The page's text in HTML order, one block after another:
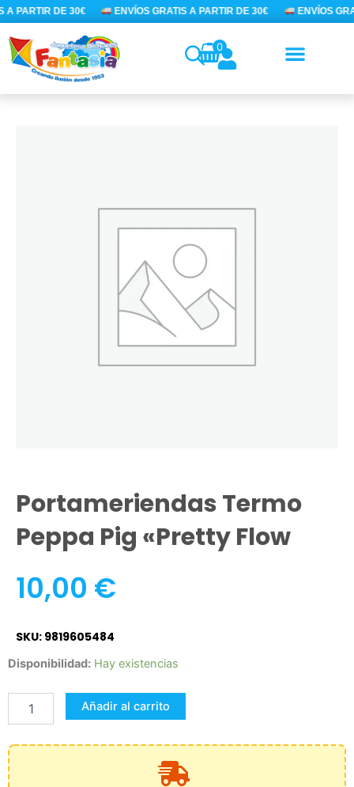
Ir
al
contenido
A PARTIR DE 30€ ENVÍOS GRATIS A PARTIR DE 30€ ENVÍOS
0
Portameriendas Termo
Peppa Pig «pretty Flow
10,00 €
SKU: 9819605484
Disponibilidad: Hay existencias
portameriendas
peppa
"pretty
cantidad
Añadir al carrito